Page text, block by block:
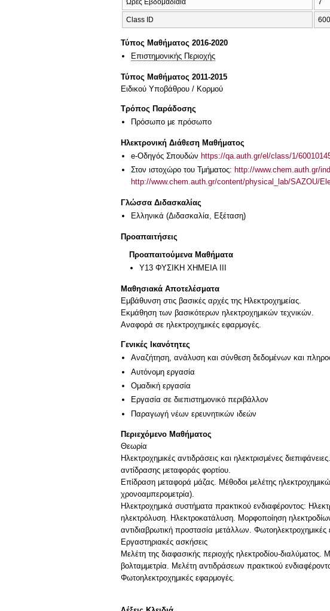
Ώρες Εβδομαδιαία 7
Class ID
Τύπος Μαθήματος 2016-2020
Επιστημονικής Περιοχής
Τύπος Μαθήματος 2011-2015
Ειδικού Υποβάθρου / Κορμού
Τρόπος Παράδοσης
Πρόσωπο με πρόσωπο
Ηλεκτρονική Διάθεση Μαθήματος
e-Οδηγός Σπουδών https://qa.auth.gr/el/class/1/
Στον ιστοχώρο του Τμήματος: http://www.chem.auth.gr/
http://www.chem.auth.gr/content/physical_lab/SAZOU/
Γλώσσα Διδασκαλίας
Ελληνικά (Διδασκαλία, Εξέταση)
Προαπαιτήσεις
Προαπαιτούμενα Μαθήματα
Υ13 ΦΥΣΙΚΗ ΧΗΜΕΙΑ ΙΙΙ
Μαθησιακά Αποτελέσματα
Εμβάθυνση στις βασικές αρχές της Ηλεκτροχημείας.
Εκμάθηση των βασικότερων ηλεκτροχημικών τεχνικών.
Αναφορά σε ηλεκτροχημικές εφαρμογές.
Γενικές Ικανότητες
Αναζήτηση, ανάλυση και σύνθεση δεδομένων και
Αυτόνομη εργασία
Ομαδική εργασία
Εργασία σε διεπιστημονικό περιβάλλον
Παραγωγή νέων ερευνητικών ιδεών
Περιεχόμενο Μαθήματος
Θεωρία
Ηλεκτροχημικές αντιδράσεις και ηλεκτρισμένες
αντίδρασης μεταφοράς φορτίου.
Επίδραση μεταφορά μάζας. Μέθοδοι μελέτης
χρονοαμπερομετρία).
Ηλεκτροχημικά συστήματα πρακτικού ενδιαφέροντος:
ηλεκτρόλυση. Ηλεκτροκατάλυση. Μορφοποίηση
αντιδιαβρωτική προστασία μετάλλων. Φωτοηλεκτροχημικές
Εργαστηριακές ασκήσεις
Μελέτη της διαφασικής περιοχής ηλεκτροδίου-
βολταμμετρία. Μελέτη αντιδράσεων πρακτικού
Φωτοηλεκτροχημικές εφαρμογές.